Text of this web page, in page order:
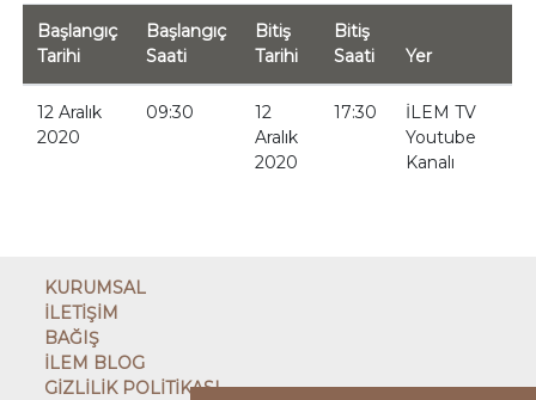
Başlangıç
Tarihi
Başlangıç
Saati
Bitiş
Tarihi
Bitiş
Saati
Yer
12 Aralık
2020
09:30
12
Aralık
2020
17:30
İLEM TV
Youtube
Kanalı
KURUMSAL
İLETİŞİM
BAĞIŞ
İLEM BLOG
GİZLİLİK POLİTİKASI